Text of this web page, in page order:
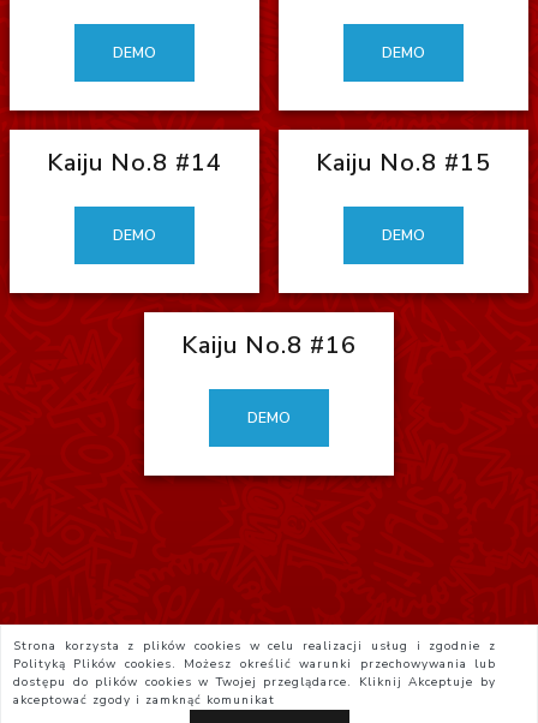
DEMO DEMO
Kaiju No.8 #14
DEMO
Kaiju No.8 #15
DEMO
Kaiju No.8 #16
DEMO
Strona korzysta z plików cookies w celu realizacji usług i zgodnie z
Polityką Plików cookies. Możesz określić warunki przechowywania lub
dostępu do plików cookies w Twojej przeglądarce. KliknijAkceptuje by
akceptować zgody i zamknąć komunikat